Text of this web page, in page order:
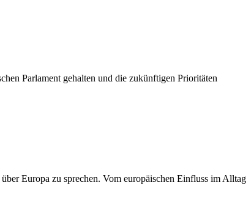
Parlament gehalten und die zukünftigen Prioritäten
Europa zu sprechen. Vom europäischen Einfluss im Alltag